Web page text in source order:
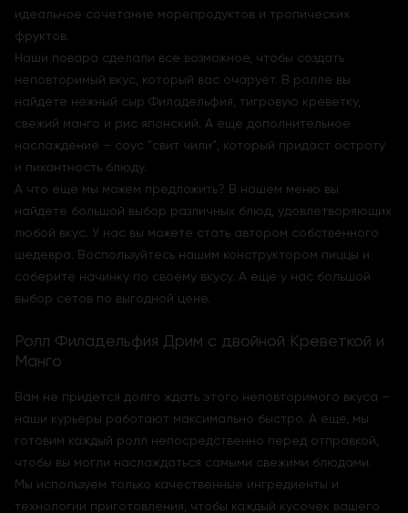
идеальное сочетание морепродуктов и тропических
фруктов.
Наши повара сделали все возможное, чтобы создать
неповторимый вкус, который вас очарует. В ролле вы
найдете нежный сыр Филадельфия, тигровую креветку,
свежий манго и рис японский. А еще дополнительное
наслаждение – соус "свит чили", который придаст остроту
и пикантность блюду.
А что еще мы можем предложить? В нашем меню вы
найдете большой выбор различных блюд, удовлетворяющих
любой вкус. У нас вы можете стать автором собственного
шедевра. Воспользуйтесь нашим конструктором пиццы и
соберите начинку по своему вкусу. А еще у нас большой
выбор сетов по выгодной цене.
Ролл Филадельфия Дрим с двойной Креветкой и
Манго
Вам не придется долго ждать этого неповторимого вкуса –
наши курьеры работают максимально быстро. А еще, мы
готовим каждый ролл непосредственно перед отправкой,
чтобы вы могли наслаждаться самыми свежими блюдами.
Мы используем только качественные ингредиенты и
технологии приготовления, чтобы каждый кусочек вашего